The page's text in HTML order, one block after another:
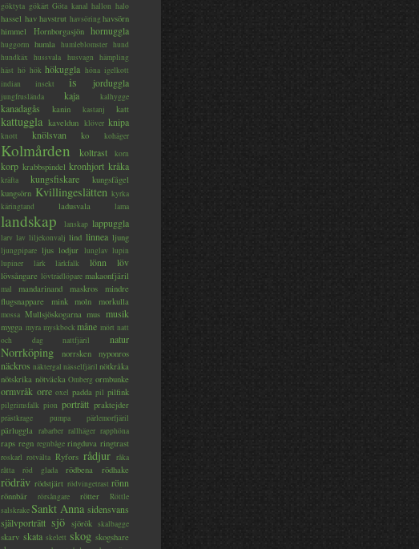
göktyta gökärt Göta kanal hallon halo
hassel hav havstrut havsöring havsörn
himmel
Hornborgasjön hornuggla
huggorm humla humleblomster hund
hundkäx
hussvala husvagn
hämpling
häst hö hök hökuggla höna igelkott
indian
insekt is jorduggla
jungfruslända kaja kalhygge
kanadagås kanin kastanj katt
kattuggla kaveldun klöver knipa
knott knölsvan ko kohäger
Kolmården koltrast korn
korp krabbspindel kronhjort kråka
kräfta kungsfiskare
kungsfågel
kungsörn Kvillingeslätten kyrka
käringtand
ladusvala lama
landskap lanskap lappuggla
larv lav liljekonvalj lind linnea ljung
ljungpipare ljus lodjur lunglav lupin
lupiner
lärk lärkfalk lönn löv
lövsångare lövträdlöpare makaonfjäril
mal mandarinand maskros
mindre
flugsnappare
mink moln morkulla
mossa Mullsjöskogarna mus musik
mygga myra myskbock måne mört natt
och dag
nattfjäril natur
Norrköping norrsken nyponros
näckros näktergal nässelfjäril nötkråka
nötskrika nötväcka Omberg ormbunke
ormvråk orre oxel padda pil pilfink
pilgrimsfalk pion porträtt praktejder
prästkrage pumpa pärlemorfjäril
pärluggla rabarber rallhäger rapphöna
raps regn regnbåge ringduva ringtrast
roskarl rotvälta Ryfors rådjur råka
råtta
röd glada rödbena rödhake
rödräv rödstjärt rödvingetrast rönn
rönnbär rörsångare rötter
Röttle
salskrakeSankt Anna sidensvans
självporträtt sjö sjörök skalbagge
skarv skata skelett skog skogshare